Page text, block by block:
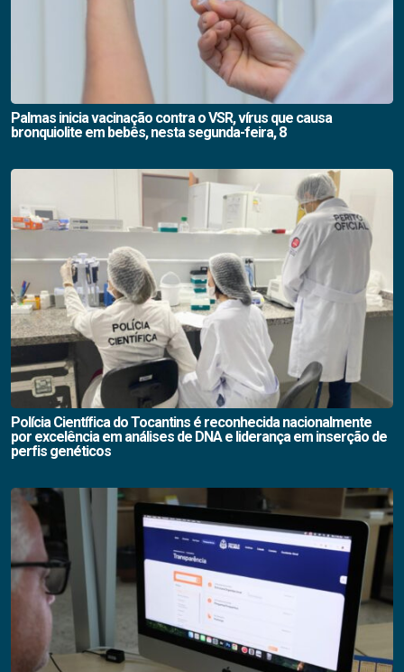
Palmas inicia vacinação contra o VSR, vírus que causa
bronquiolite em bebês, nesta segunda-feira, 8
Polícia Científica do Tocantins é reconhecida nacionalmente
por excelência em análises de DNA e liderança em inserção de
perfis genéticos